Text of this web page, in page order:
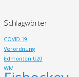
Schlagwörter
COVID-19
Verordnung
Edmonton U20
WM